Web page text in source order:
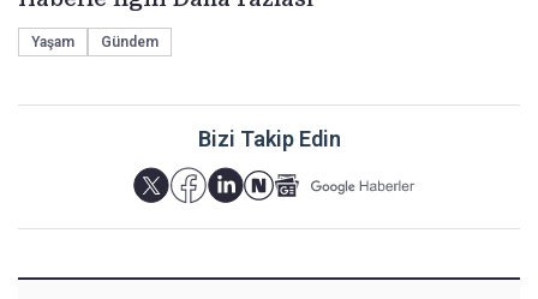
Yaşam Gündem
Bizi Takip Edin